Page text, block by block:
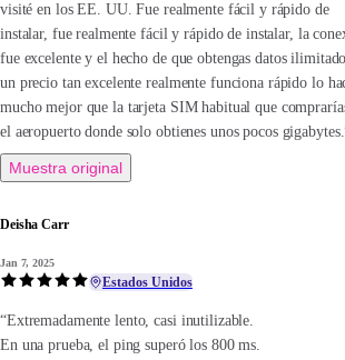
visité en los EE. UU. Fue realmente fácil y rápido de
instalar, fue realmente fácil y rápido de instalar, la
fue excelente y el hecho de que obtengas datos
un precio tan excelente realmente funciona rápido lo
mucho mejor que la tarjeta SIM habitual que
el aeropuerto donde solo obtienes unos pocos
Muestra original
Deisha Carr
Jan 7, 2025
Estados Unidos
“Extremadamente lento, casi inutilizable.
En una prueba, el ping superó los 800 ms.